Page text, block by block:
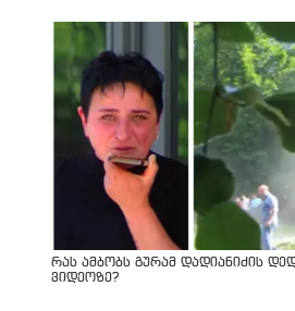
რას ამბობს გურამ დადიანიძის
ვიდეოზე?